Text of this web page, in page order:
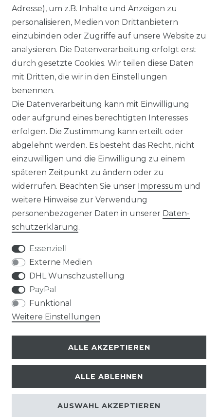
☛ TOP Marken – TOP Qualität
☞ Fachhändler mit Beratung
☛ Über 30.000 Top Bewertungen
☞ Mehr als 200.000 Produkte am Lager
Impressum Daten­schutz­erklärung
Widerrufs­recht
Adresse), um z.B. Inhalte und Anzeigen zu
personalisieren, Medien von Drittanbietern
einzubinden oder Zugriffe auf unsere Website zu
analysieren. Die Datenverarbeitung erfolgt erst
durch gesetzte Cookies. Wir teilen diese Daten
mit Dritten, die wir in den Einstellungen
benennen.
Die Datenverarbeitung kann mit Einwilligung
oder aufgrund eines berechtigten Interesses
erfolgen. Die Zustimmung kann erteilt oder
abgelehnt werden. Es besteht das Recht, nicht
einzuwilligen und die Einwilligung zu einem
späteren Zeitpunkt zu ändern oder zu
widerrufen. Beachten Sie unser Impressum und
weitere Hinweise zur Verwendung
personenbezogener Daten in unserer Daten­
schutz­erklärung.
Essenziell
Externe Medien
DHL Wunschzustellung
PayPal
Funktional
Weitere Einstellungen
ALLE AKZEPTIEREN
ALLE ABLEHNEN
AUSWAHL AKZEPTIEREN